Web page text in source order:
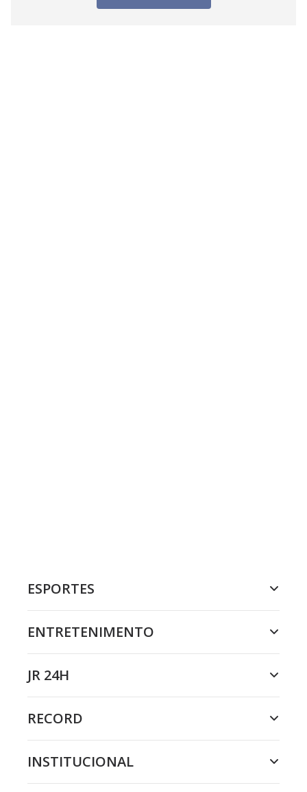
ESPORTES
ENTRETENIMENTO
JR 24H
RECORD
INSTITUCIONAL